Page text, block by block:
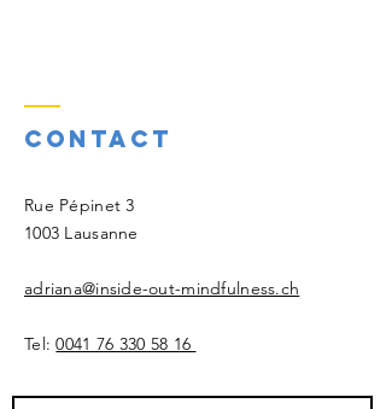
Contact
​Rue Pépinet 3
1003 Lausanne
adriana@inside-out-mindfulness.ch
Tel:0041 76 330 58 16